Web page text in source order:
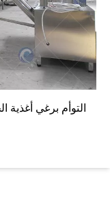
التوأم برغي أغذية